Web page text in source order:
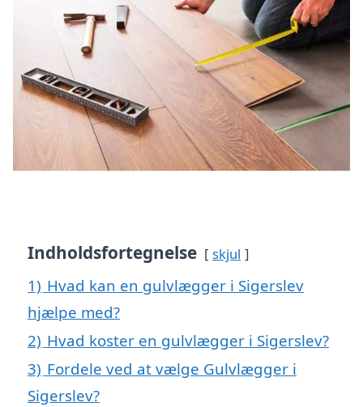
Indholdsfortegnelse skjul
1) Hvad kan en gulvlægger i Sigerslev
hjælpe med?
2) Hvad koster en gulvlægger i Sigerslev?
3) Fordele ved at vælge Gulvlægger i
Sigerslev?